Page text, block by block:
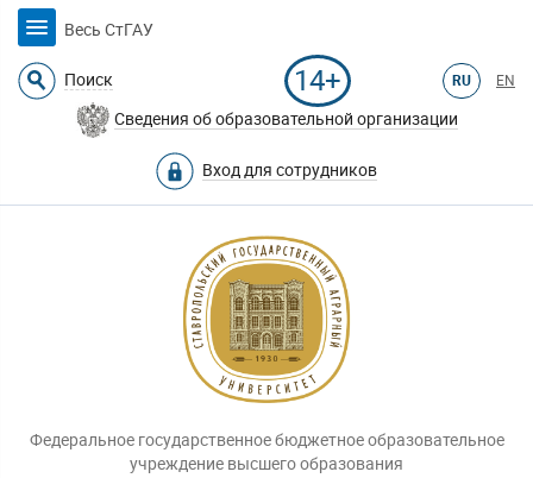
Весь СтГАУ
Поиск 14+ RU EN
Сведения об образовательной организации
Вход для сотрудников
Федеральное государственное бюджетное образовательное
учреждение высшего образования